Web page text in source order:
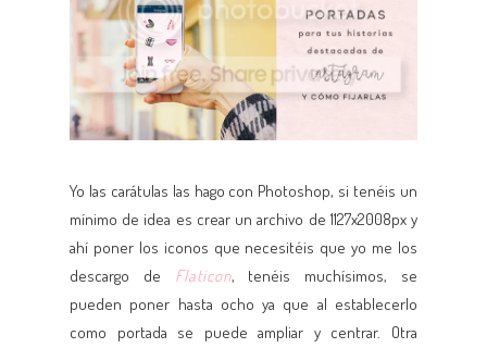
Yo las carátulas las hago con Photoshop, si tenéis un
mínimo de idea es crear un archivo de 1127x2008px y
ahí poner los iconos que necesitéis que yo me los
descargo de Flaticon, tenéis muchísimos, se
pueden poner hasta ocho ya que al establecerlo
como portada se puede ampliar y centrar. Otra